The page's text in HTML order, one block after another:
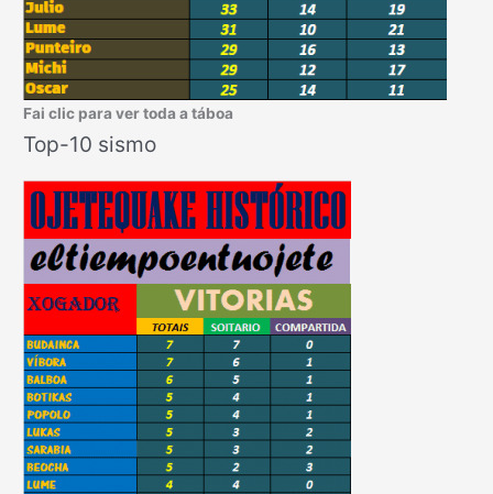
Fai clic para ver toda a táboa
Top-10 sismo